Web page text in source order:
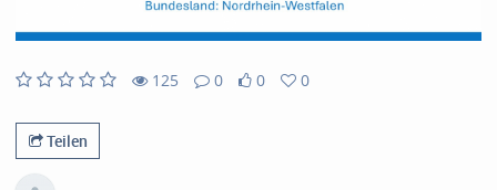
125
views
0
Kommentare
0
likes
0
favorites
Teilen